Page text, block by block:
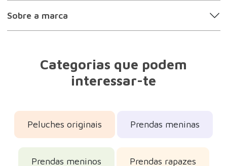
Sobre a marca
Categorias que podem
interessar-te
Peluches originais Prendas meninas
Prendas meninos Prendas rapazes